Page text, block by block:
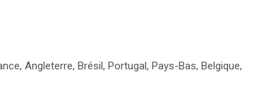
Angleterre, Brésil, Portugal, Pays-Bas, Belgique,